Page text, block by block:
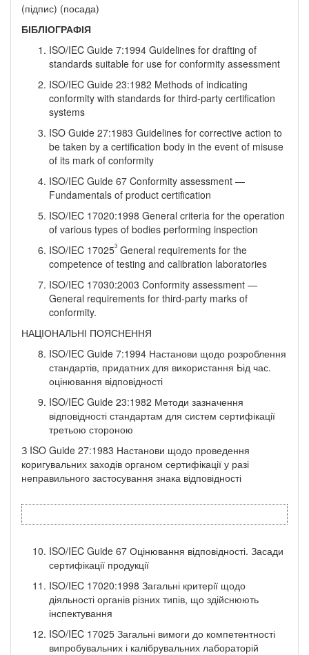
(підпис) (посада)
БІБЛІОГРАФІЯ
ISO/IEC Guide 7:1994 Guidelines for drafting of
standards suitable for use for conformity assessment
ISO/IEC Guide 23:1982 Methods of indicating
conformity with standards for third-party certification
systems
ISO Guide 27:1983 Guidelines for corrective action to
be taken by a certification body in the event of misuse
of its mark of conformity
ISO/IEC Guide 67 Conformity assessment —
Fundamentals of product certification
ISO/IEC 17020:1998 General criteria for the operation
of various types of bodies performing inspection
ISO/IEC 170253 General requirements for the
competence of testing and calibration laboratories
ISO/IEC 17030:2003 Conformity assessment —
General requirements for third-party marks of
conformity.
НАЦІОНАЛЬНІ ПОЯСНЕННЯ
ISO/IEC Guide 7:1994 Настанови щодо розроблення
стандартів, придатних для викорис­тання Ьід час.
оцінювання відповідності
ISO/IEC Guide 23:1982 Методи зазначення
відповідності стандартам для систем сертифі­кації
третьою стороною
З ISO Guide 27:1983 Настанови щодо проведення
коригувальних заходів органом сертифі­кації у разі
неправильного застосування знака відповідності
ISO/IEC Guide 67 Оцінювання відповідності. Засади
сертифікації продукції
ISO/IEC 17020:1998 Загальні критерії щодо
діяльності органів різних типів, що здійснюють
інспектування
ISO/IEC 17025 Загальні вимоги до компетентності
випробувальних і калібрувальних лабо­раторій